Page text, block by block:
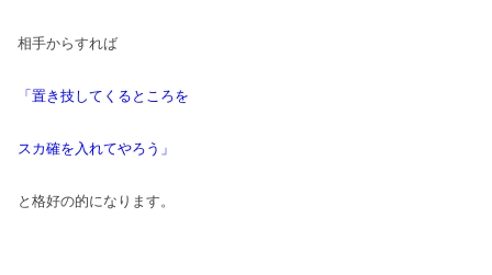
相手からすれば
「置き技してくるところを
スカ確を入れてやろう」
と格好の的になります。